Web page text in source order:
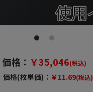
価格： ￥35,046(税込)
価格(枚単価)： ￥11.69(税込)